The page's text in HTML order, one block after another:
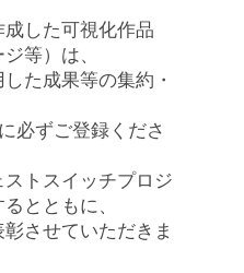
した可視化作品
等）は、
た成果等の集約・
に必ずご登録くださ
トスイッチプロジ
とともに、
彰させていただきま